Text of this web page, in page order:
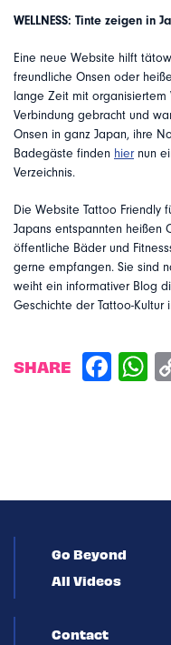
WELLNESS: Tinte zeigen in
Eine neue Website hilft
freundliche Onsen oder
lange Zeit mit organisiertem
Verbindung gebracht und
Onsen in ganz Japan, ihre
Badegäste finden hiernun
Verzeichnis.
Die Website Tattoo Friendly
Japans entspannten heißen
öffentliche Bäder und
gerne empfangen. Sie sind
weiht ein informativer Blog
Geschichte der Tattoo-Kultur
SHARE
Go Beyond
All Videos
Contact